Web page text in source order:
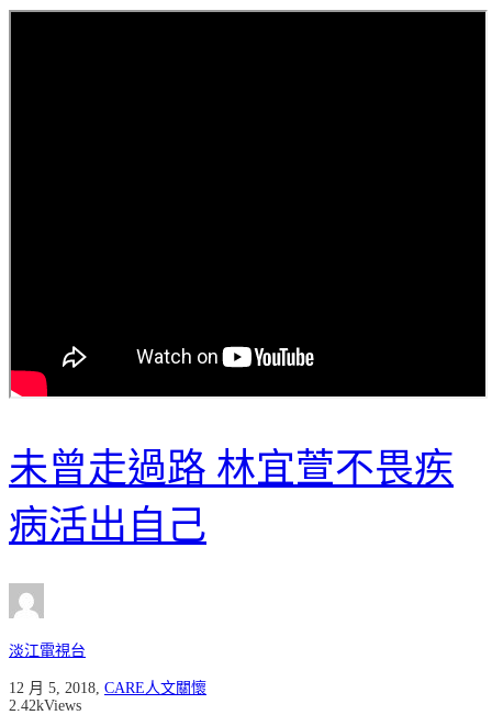
未曾走過路 林宜萱不畏疾
病活出自己
淡江電視台
12 月 5, 2018 CARE人文關懷
2.42kViews